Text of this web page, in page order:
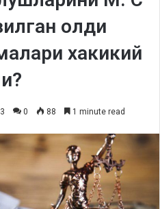
олди
хакикий
0 88 1 minute read